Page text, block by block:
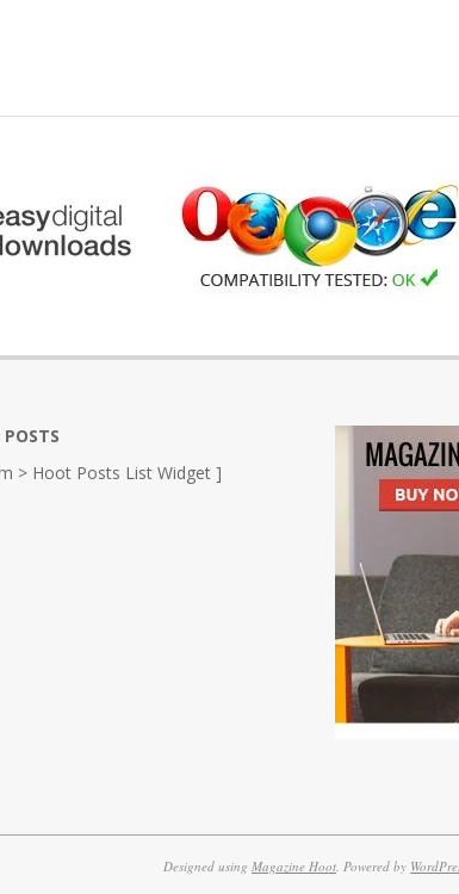
POSTS
> Hoot Posts List Widget ]
Designed using Magazine Hoot . Powered by